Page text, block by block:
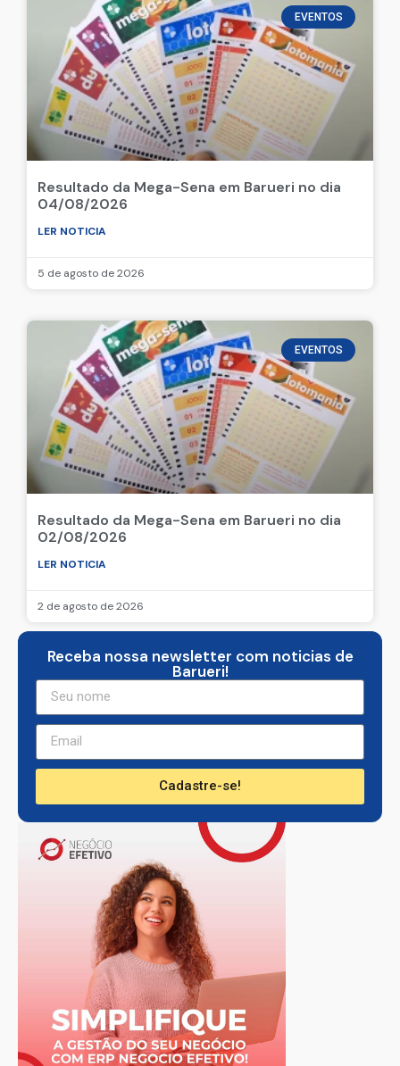
EVENTOS
Resultado da Mega-Sena em Barueri no dia
04/08/2026
LER NOTICIA
5 de agosto de 2026
EVENTOS
Resultado da Mega-Sena em Barueri no dia
02/08/2026
LER NOTICIA
2 de agosto de 2026
Receba nossa newsletter com noticias de
Barueri!
Cadastre-se!